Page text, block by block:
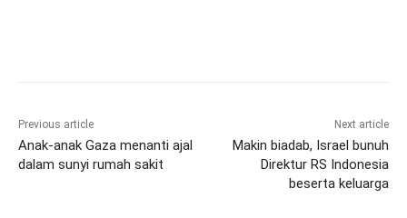
Previous article
Anak-anak Gaza menanti ajal
dalam sunyi rumah sakit
Next article
Makin biadab, Israel bunuh
Direktur RS Indonesia
beserta keluarga